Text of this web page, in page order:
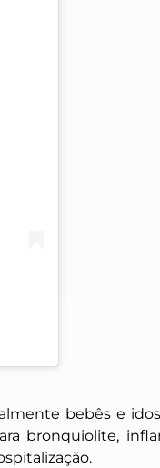
bebês e
bronquiolite,